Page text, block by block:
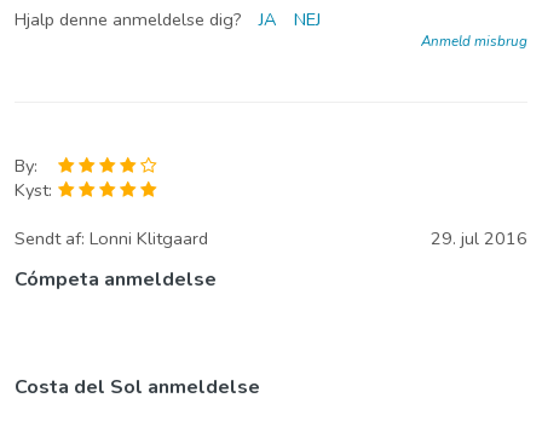
Hjalp denne anmeldelse dig? JA NEJ
Anmeld misbrug
By:
Kyst:
Sendt af: Lonni Klitgaard 29. jul 2016
Cómpeta anmeldelse
Costa del Sol anmeldelse